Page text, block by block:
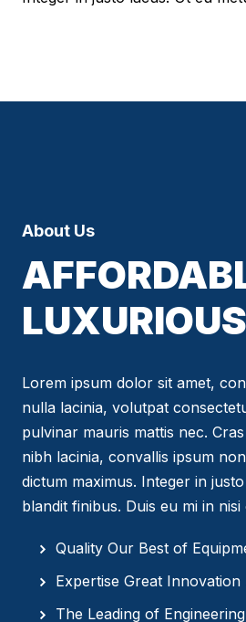
About Us
LUXURIOUS
Lorem ipsum dolor sit amet,
nulla lacinia, volutpat
pulvinar mauris mattis nec.
nibh lacinia, convallis ipsum
dictum maximus. Integer in
blandit finibus. Duis eu mi in nisi
Quality Our Best of
Expertise Great
The Leading of